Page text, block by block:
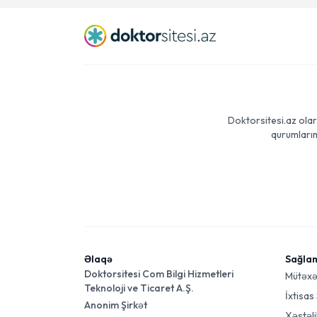
Doktorsitesi.az
Əlaqə
Doktorsitesi Com Bilgi Hizmetleri
Teknoloji ve Ticaret A.Ş.
Anonim Şirkət
İxtisas